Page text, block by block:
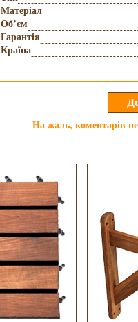
Матеріал
Об’єм
Гарантія
Країна
На жаль, коментарів